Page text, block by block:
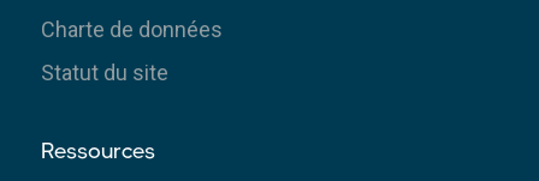
Charte de données
Statut du site
Ressources